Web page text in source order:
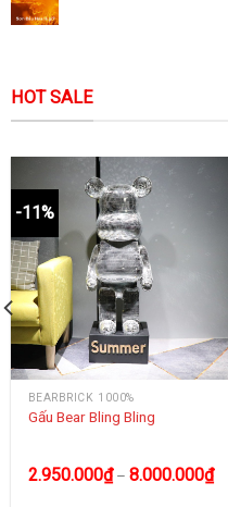
HOT SALE
-11%
BEARBRICK 1000%
Gấu Bear Bling Bling
2.950.000₫– 8.000.000₫